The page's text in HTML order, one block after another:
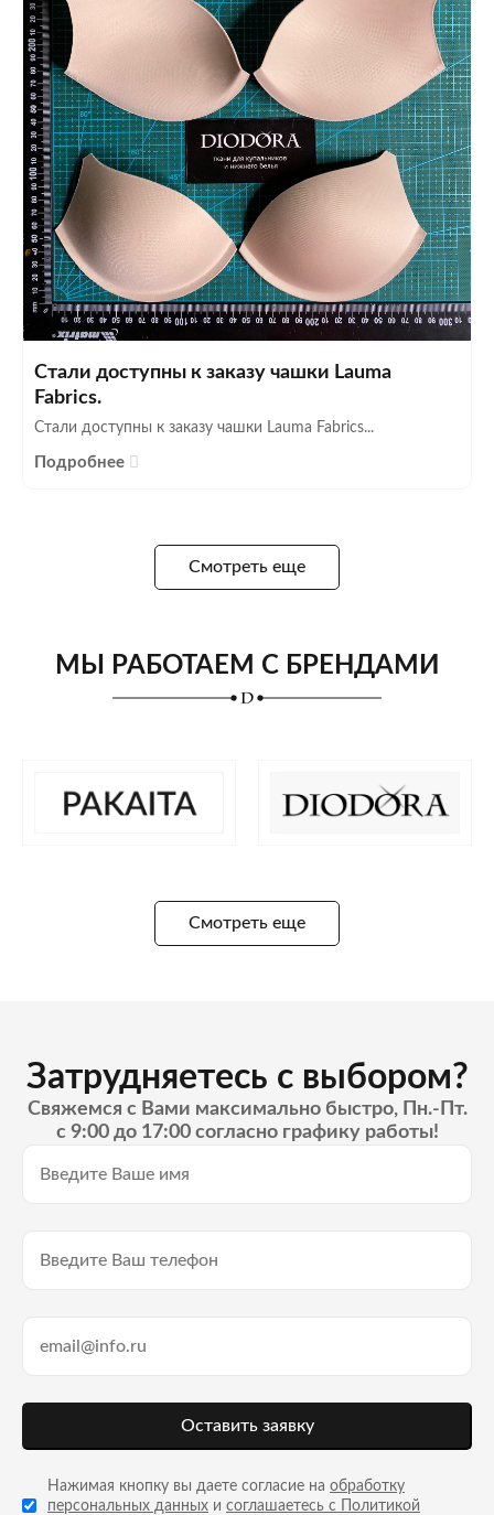
Стали доступны к заказу чашки Lauma
Fabrics.
Стали доступны к заказу чашки Lauma Fabrics...
Подробнее
Смотреть еще
МЫ РАБОТАЕМ С БРЕНДАМИ
Смотреть еще
Затрудняетесь с выбором?
Свяжемся с Вами максимально быстро, Пн.-Пт.
с 9:00 до 17:00 согласно графику работы!
Оставить заявку
Нажимая кнопку вы даете согласие на обработку
персональных данных и соглашаетесь с Политикой